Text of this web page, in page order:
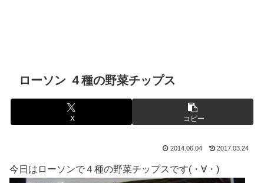
ローソン ４種の野菜チップス
X コピー
2014.06.04 2017.03.24
今日はローソンで４種の野菜チップスです(・∀・)